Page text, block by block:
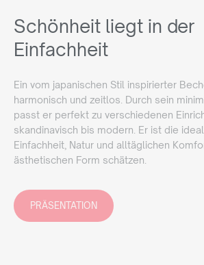
Schönheit liegt in der
Einfachheit
Ein vom japanischen Stil inspirierter
harmonisch und zeitlos. Durch sein
passt er perfekt zu verschiedenen
skandinavisch bis modern. Er ist die
Einfachheit, Natur und alltäglichen
ästhetischen Form schätzen.
PRÄSENTATION